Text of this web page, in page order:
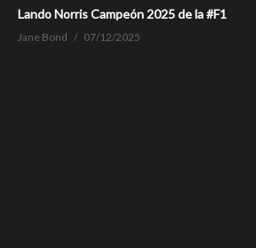
Lando Norris Campeón 2025 de la #F1
Jane Bond 07/12/2025